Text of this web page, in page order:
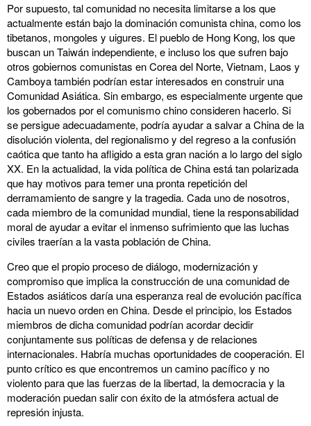
Por supuesto, tal comunidad no necesita limitarse a los que
actualmente están bajo la dominación comunista china, como los
tibetanos, mongoles y uigures. El pueblo de Hong Kong, los que
buscan un Taiwán independiente, e incluso los que sufren bajo
otros gobiernos comunistas en Corea del Norte, Vietnam, Laos y
Camboya también podrían estar interesados en construir una
Comunidad Asiática. Sin embargo, es especialmente urgente que
los gobernados por el comunismo chino consideren hacerlo. Si
se persigue adecuadamente, podría ayudar a salvar a China de la
disolución violenta, del regionalismo y del regreso a la confusión
caótica que tanto ha afligido a esta gran nación a lo largo del siglo
XX. En la actualidad, la vida política de China está tan polarizada
que hay motivos para temer una pronta repetición del
derramamiento de sangre y la tragedia. Cada uno de nosotros,
cada miembro de la comunidad mundial, tiene la responsabilidad
moral de ayudar a evitar el inmenso sufrimiento que las luchas
civiles traerían a la vasta población de China.
Creo que el propio proceso de diálogo, modernización y
compromiso que implica la construcción de una comunidad de
Estados asiáticos daría una esperanza real de evolución pacífica
hacia un nuevo orden en China. Desde el principio, los Estados
miembros de dicha comunidad podrían acordar decidir
conjuntamente sus políticas de defensa y de relaciones
internacionales. Habría muchas oportunidades de cooperación. El
punto crítico es que encontremos un camino pacífico y no
violento para que las fuerzas de la libertad, la democracia y la
moderación puedan salir con éxito de la atmósfera actual de
represión injusta.